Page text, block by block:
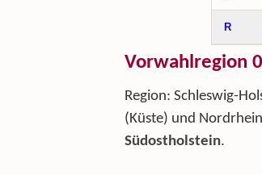
R
Vorwahlregion
Region: Schleswig-
(Küste) und
Südostholstein.